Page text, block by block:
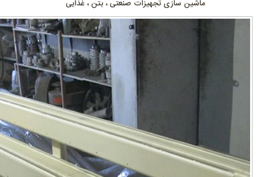
ماشین سازی تجهیزات صنعتی ، بتن ، غذایی